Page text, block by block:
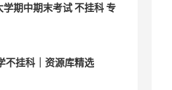
期中期末考试 不挂科 专
不挂科｜资源库精选